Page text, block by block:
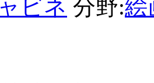
ビネ 分野:絵